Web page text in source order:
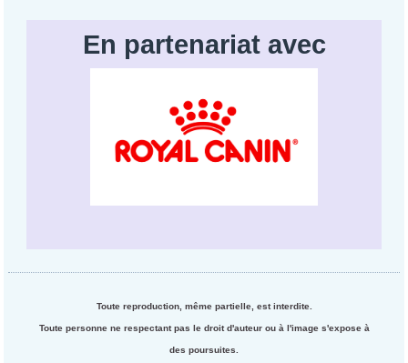
En partenariat avec
Toute reproduction, même partielle, est interdite.
Toute personne ne respectant pas le droit d'auteur ou à l'image s'expose à
des poursuites.